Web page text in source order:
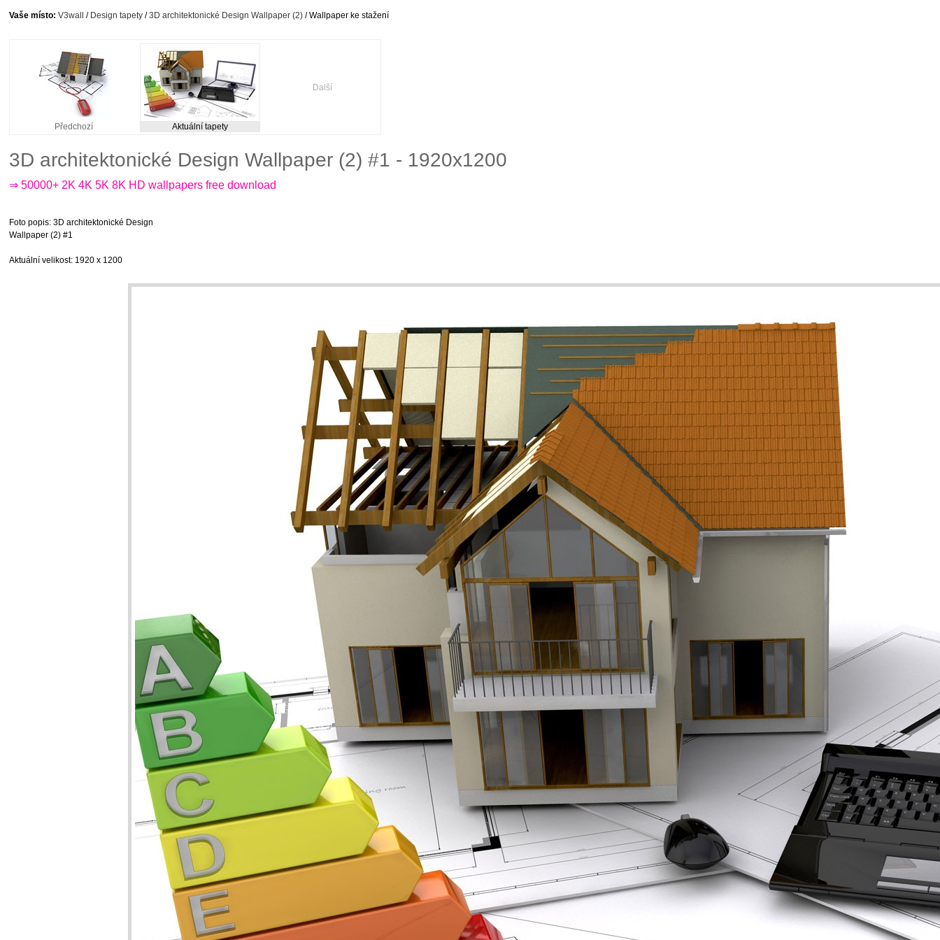
Vaše místo: V3wall / Design tapety /3D architektonické Design Wallpaper (2) / Wallpaper ke stažení
Předchozí Aktuální tapety
Další
3D architektonické Design Wallpaper (2) #1 - 1920x1200
⇒ 50000+ 2K 4K 5K 8K HD wallpapers free download
Foto popis: 3D architektonické Design
Wallpaper (2) #1
Aktuální velikost: 1920 x 1200